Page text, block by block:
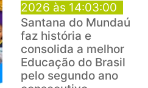
2026 às 14:03:00
Santana do Mundaú
faz história e
consolida a melhor
Educação do Brasil
pelo segundo ano